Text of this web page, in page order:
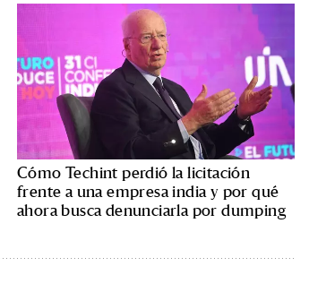
Cómo Techint perdió la licitación
frente a una empresa india y por qué
ahora busca denunciarla por dumping